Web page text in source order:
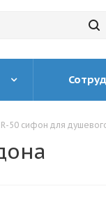
50 сифон для